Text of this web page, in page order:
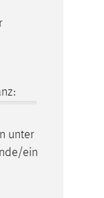
unter
ein